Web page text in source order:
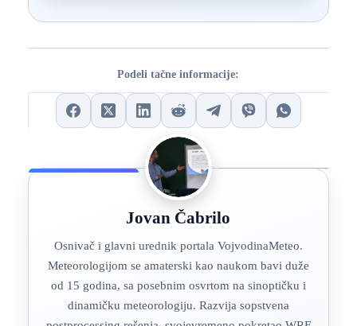
Podeli tačne informacije:
Jovan Čabrilo
Osnivač i glavni urednik portala VojvodinaMeteo.
Meteorologijom se amaterski kao naukom bavi duže
od 15 godina, sa posebnim osvrtom na sinoptičku i
dinamičku meteorologiju. Razvija sopstvena